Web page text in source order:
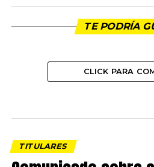
TE PODRÍA
CLICK PARA
TITULARES